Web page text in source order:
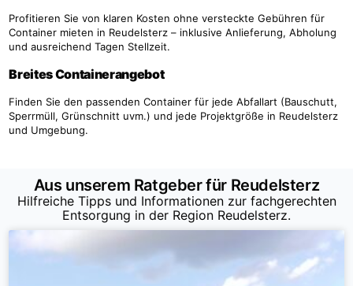
Profitieren Sie von klaren Kosten ohne versteckte Gebühren für
Container mieten in Reudelsterz – inklusive Anlieferung, Abholung
und ausreichend Tagen Stellzeit.
Breites Containerangebot
Finden Sie den passenden Container für jede Abfallart (Bauschutt,
Sperrmüll, Grünschnitt uvm.) und jede Projektgröße in Reudelsterz
und Umgebung.
Aus unserem Ratgeber für Reudelsterz
Hilfreiche Tipps und Informationen zur fachgerechten
Entsorgung in der Region Reudelsterz.